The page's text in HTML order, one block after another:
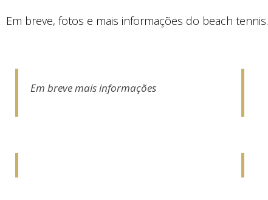
Em breve, fotos e mais informações do beach tennis.
Em breve mais informações